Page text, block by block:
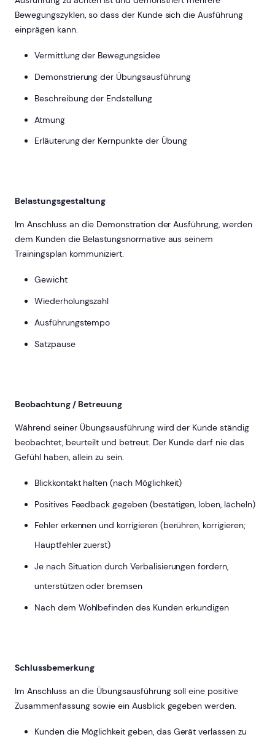
Bewegungszyklen, so dass der Kunde sich die Ausführung
einprägen kann.
Vermittlung der Bewegungsidee
Demonstrierung der Übungsausführung
Beschreibung der Endstellung
Atmung
Erläuterung der Kernpunkte der Übung
Belastungsgestaltung
Im Anschluss an die Demonstration der Ausführung, werden
dem Kunden die Belastungsnormative aus seinem
Trainingsplan kommuniziert.
Gewicht
Wiederholungszahl
Ausführungstempo
Satzpause
Beobachtung / Betreuung
Während seiner Übungsausführung wird der Kunde ständig
beobachtet, beurteilt und betreut. Der Kunde darf nie das
Gefühl haben, allein zu sein.
Blickkontakt halten (nach Möglichkeit)
Positives Feedback gegeben (bestätigen, loben, lächeln)
Fehler erkennen und korrigieren (berühren, korrigieren;
Hauptfehler zuerst)
Je nach Situation durch Verbalisierungen fordern,
unterstützen oder bremsen
Nach dem Wohlbefinden des Kunden erkundigen
Schlussbemerkung
Im Anschluss an die Übungsausführung soll eine positive
Zusammenfassung sowie ein Ausblick gegeben werden.
Kunden die Möglichkeit geben, das Gerät verlassen zu